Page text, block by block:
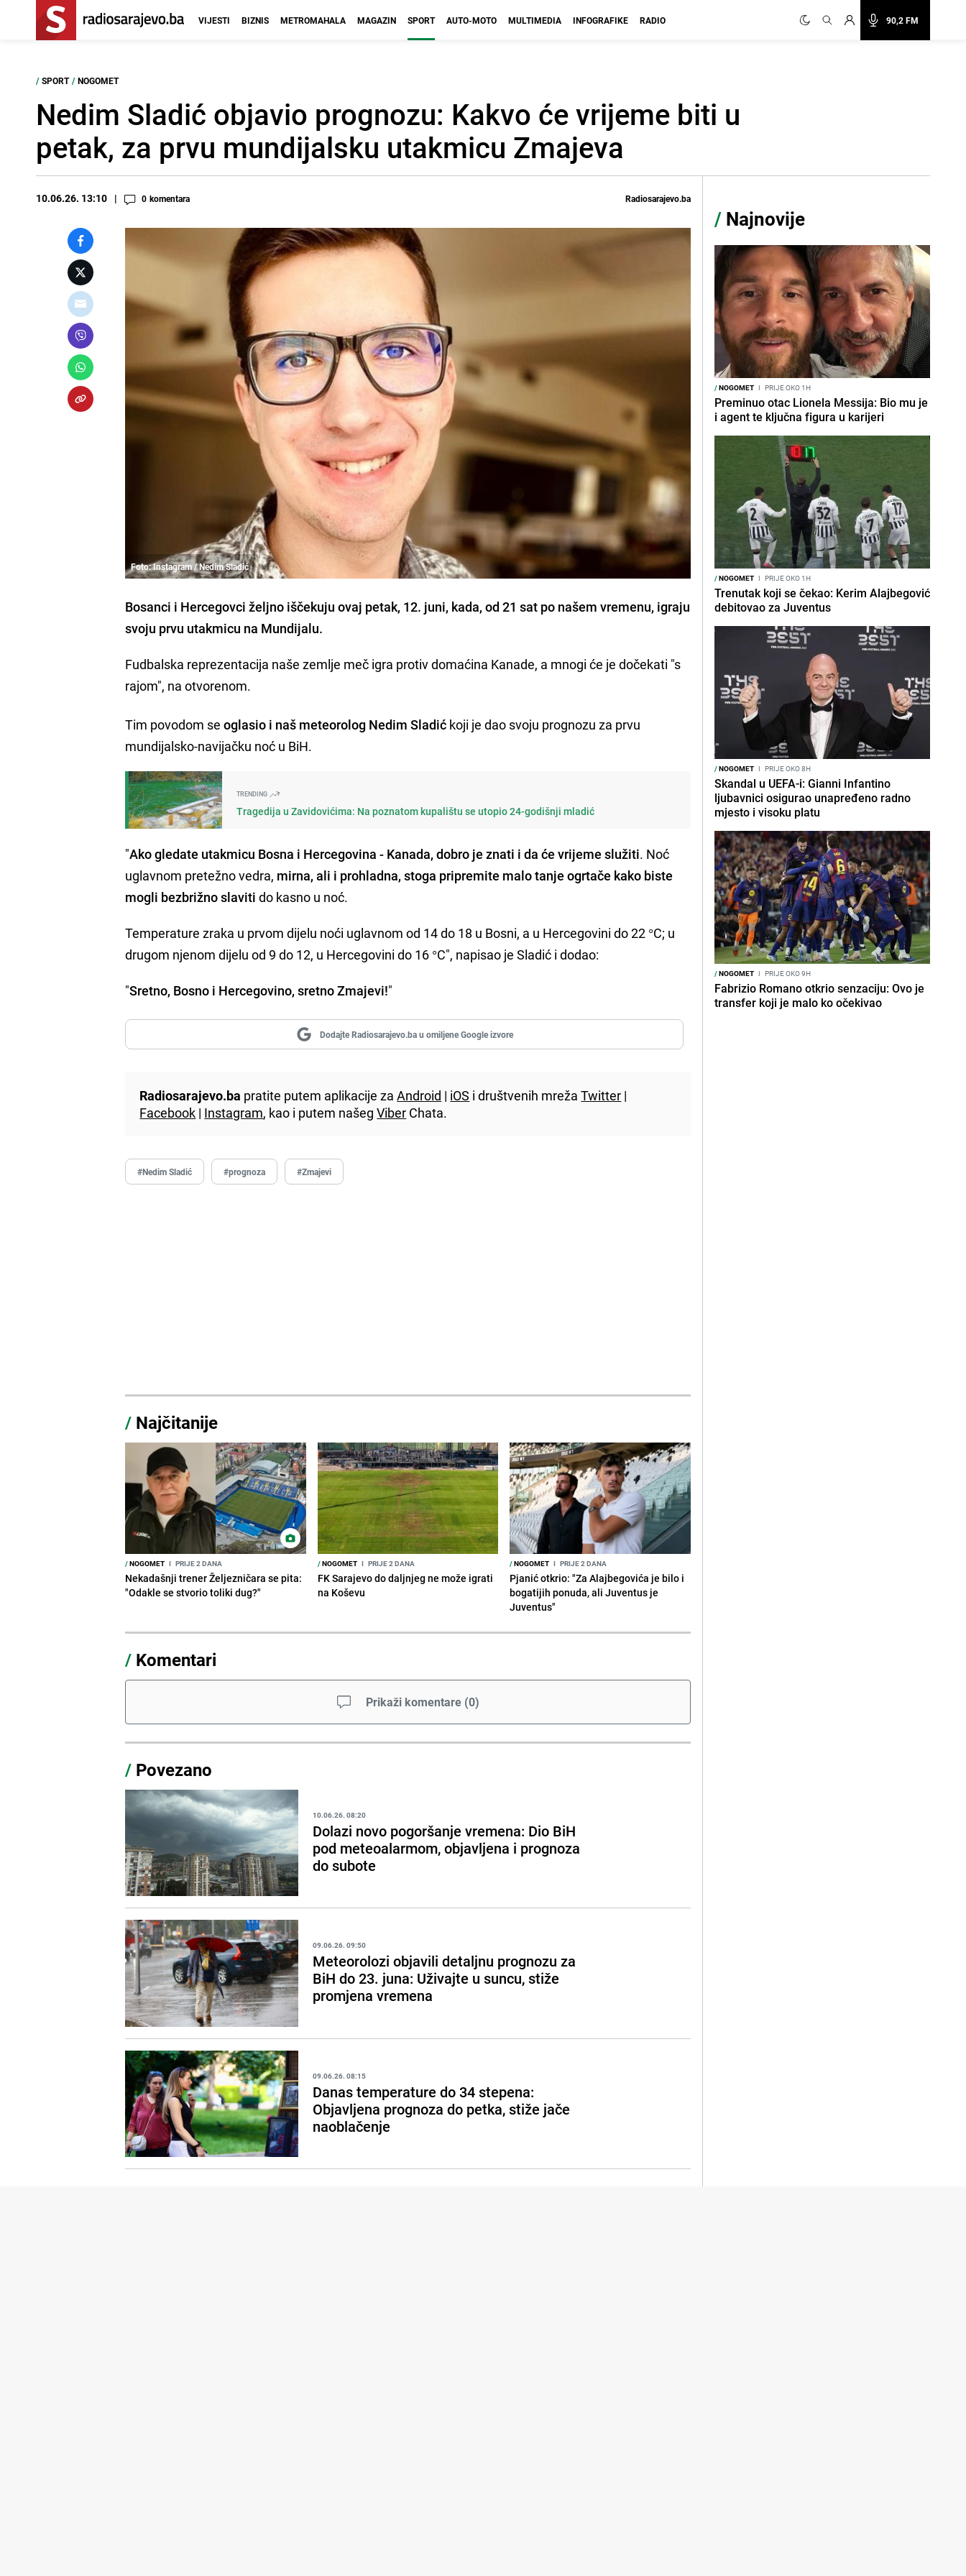
90,2 FM
VIJESTI BIZNIS METROMAHALA MAGAZIN SPORT AUTO-MOTO MULTIMEDIA INFOGRAFIKE RADIO
/ SPORT / NOGOMET
Nedim Sladić objavio prognozu: Kakvo će vrijeme biti u
petak, za prvu mundijalsku utakmicu Zmajeva
10.06.26. 13:10 0 komentara Radiosarajevo.ba
Foto: Instagram / Nedim Sladić
Bosanci i Hercegovci željno iščekuju ovaj petak, 12. juni, kada, od 21 sat po našem vremenu, igraju
svoju prvu utakmicu na Mundijalu.
Fudbalska reprezentacija naše zemlje meč igra protiv domaćina Kanade, a mnogi će je dočekati "s
rajom", na otvorenom.
Tim povodom seoglasio i naš meteorolog Nedim Sladić koji je dao svoju prognozu za prvu
mundijalsko-navijačku noć u BiH.
TRENDING
Tragedija u Zavidovićima: Na poznatom kupalištu se utopio 24-godišnji mladić
"Ako gledate utakmicu Bosna i Hercegovina - Kanada, dobro je znati i da će vrijeme služiti. Noć
uglavnom pretežno vedra, mirna, ali i prohladna, stoga pripremite malo tanje ogrtače kako biste
mogli bezbrižno slaviti do kasno u noć.
Temperature zraka u prvom dijelu noći uglavnom od 14 do 18 u Bosni, a u Hercegovini do 22 °C; u
drugom njenom dijelu od 9 do 12, u Hercegovini do 16 °C", napisao je Sladić i dodao:
"Sretno, Bosno i Hercegovino, sretno Zmajevi!"
Dodajte Radiosarajevo.ba u omiljene Google izvore
Radiosarajevo.ba pratite putem aplikacije zaAndroid | iOS i društvenih mrežaTwitter |
Facebook | Instagram, kao i putem našegViber Chata.
#Nedim Sladić #prognoza #Zmajevi
/ Najčitanije
/NOGOMET I PRIJE 2 DANA
Nekadašnji trener Željezničara se pita:
"Odakle se stvorio toliki dug?"
/NOGOMET I PRIJE 2 DANA
FK Sarajevo do daljnjeg ne može igrati
na Koševu
/NOGOMET I PRIJE 2 DANA
Pjanić otkrio: "Za Alajbegovića je bilo i
bogatijih ponuda, ali Juventus je
Juventus"
/ Komentari
Prikaži komentare (0)
/ Povezano
10.06.26. 08:20
Dolazi novo pogoršanje vremena: Dio BiH
pod meteoalarmom, objavljena i prognoza
do subote
09.06.26. 09:50
Meteorolozi objavili detaljnu prognozu za
BiH do 23. juna: Uživajte u suncu, stiže
promjena vremena
09.06.26. 08:15
Danas temperature do 34 stepena:
Objavljena prognoza do petka, stiže jače
naoblačenje
/ Najnovije
/NOGOMET I PRIJE OKO 1H
Preminuo otac Lionela Messija: Bio mu je
i agent te ključna figura u karijeri
/NOGOMET I PRIJE OKO 1H
Trenutak koji se čekao: Kerim Alajbegović
debitovao za Juventus
/NOGOMET I PRIJE OKO 8H
Skandal u UEFA-i: Gianni Infantino
ljubavnici osigurao unapređeno radno
mjesto i visoku platu
/NOGOMET I PRIJE OKO 9H
Fabrizio Romano otkrio senzaciju: Ovo je
transfer koji je malo ko očekivao